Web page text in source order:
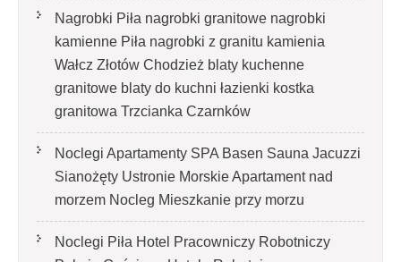
Nagrobki Piła nagrobki granitowe nagrobki
kamienne Piła nagrobki z granitu kamienia
Wałcz Złotów Chodzież blaty kuchenne
granitowe blaty do kuchni łazienki kostka
granitowa Trzcianka Czarnków
Noclegi Apartamenty SPA Basen Sauna Jacuzzi
Sianożęty Ustronie Morskie Apartament nad
morzem Nocleg Mieszkanie przy morzu
Noclegi Piła Hotel Pracowniczy Robotniczy